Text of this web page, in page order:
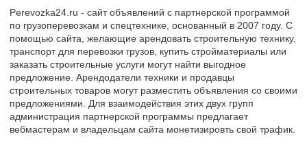
Perevozka24.ru - сайт объявлений с партнерской программой
по грузоперевозкам и спецтехнике, основанный в 2007 году. С
помощью сайта, желающие арендовать строительную технику,
транспорт для перевозки грузов, купить стройматериалы или
заказать строительные услуги могут найти выгодное
предложение. Арендодатели техники и продавцы
строительных товаров могут разместить объявления со своими
предложениями. Для взаимодействия этих двух групп
администрация партнерской программы предлагает
вебмастерам и владельцам сайта монетизировть свой трафик.